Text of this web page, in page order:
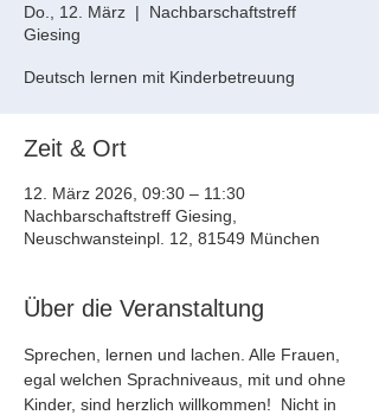
Do., 12. März
  |
Nachbarschaftstreff
Giesing
Deutsch lernen mit Kinderbetreuung
Zeit & Ort
12. März 2026, 09:30 – 11:30
Nachbarschaftstreff Giesing,
Neuschwansteinpl. 12, 81549 München
Über die Veranstaltung
Sprechen, lernen und lachen. Alle Frauen,
egal welchen Sprachniveaus, mit und ohne
Kinder, sind herzlich willkommen!  Nicht in